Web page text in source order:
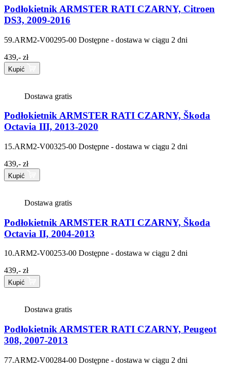
Podłokietnik ARMSTER RATI CZARNY, Citroen
DS3, 2009-2016
59.ARM2-V00295-00 Dostępne - dostawa w ciągu 2 dni
439,- zł
Kupić
Dostawa gratis
Podłokietnik ARMSTER RATI CZARNY, Škoda
Octavia III, 2013-2020
15.ARM2-V00325-00 Dostępne - dostawa w ciągu 2 dni
439,- zł
Kupić
Dostawa gratis
Podłokietnik ARMSTER RATI CZARNY, Škoda
Octavia II, 2004-2013
10.ARM2-V00253-00 Dostępne - dostawa w ciągu 2 dni
439,- zł
Kupić
Dostawa gratis
Podłokietnik ARMSTER RATI CZARNY, Peugeot
308, 2007-2013
77.ARM2-V00284-00 Dostępne - dostawa w ciągu 2 dni